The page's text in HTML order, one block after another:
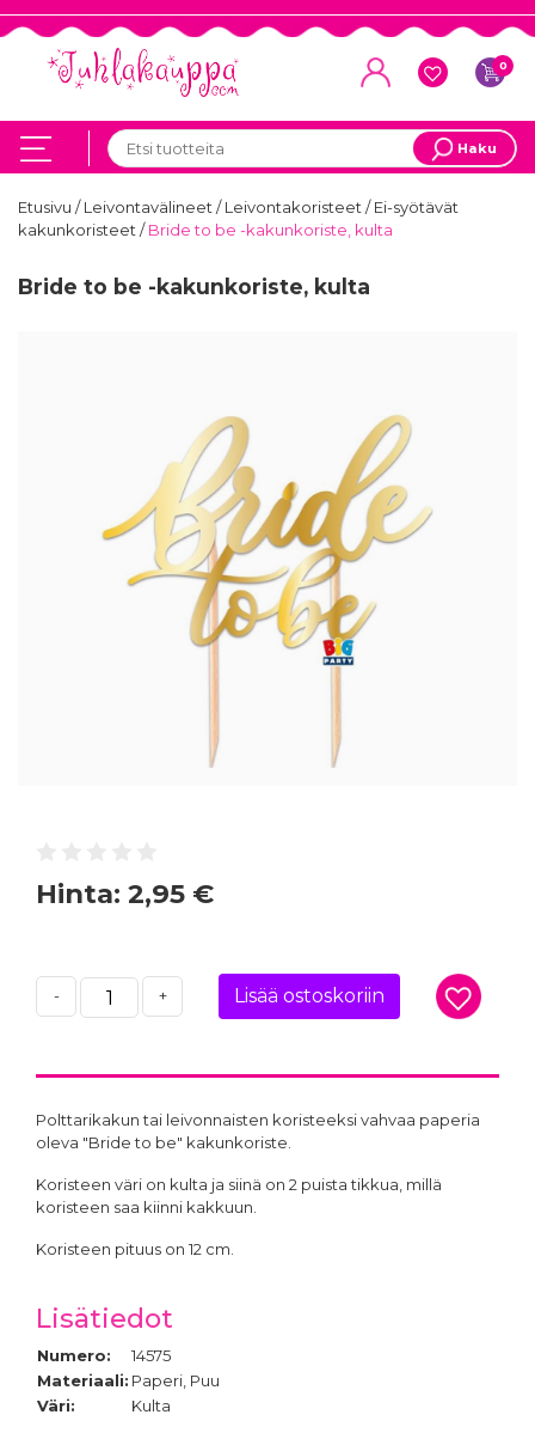
0
Haku
Etusivu /Leivontavälineet/Leivontakoristeet/Ei-syötävät
kakunkoristeet/Bride to be -kakunkoriste, kulta
Bride to be -kakunkoriste, kulta
Hinta: 2,95 €
- + Lisää ostoskoriin
Polttarikakun tai leivonnaisten koristeeksi vahvaa paperia
oleva "Bride to be" kakunkoriste.
Koristeen väri on kulta ja siinä on 2 puista tikkua, millä
koristeen saa kiinni kakkuun.
Koristeen pituus on 12 cm.
Lisätiedot
Numero:
14575
Materiaali: Paperi, Puu
Väri:
Kulta